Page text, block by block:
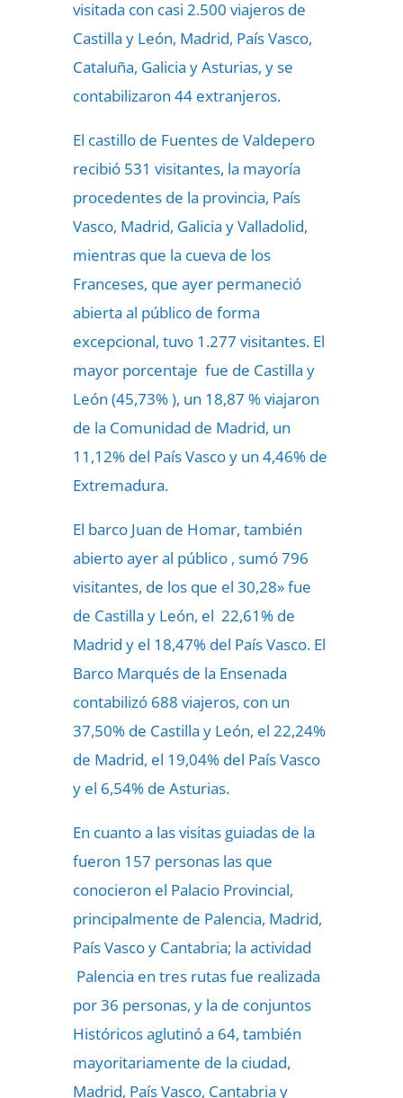
visitada con casi 2.500 viajeros de
Castilla y León, Madrid, País Vasco,
Cataluña, Galicia y Asturias, y se
contabilizaron 44 extranjeros.
El castillo de Fuentes de Valdepero
recibió 531 visitantes, la mayoría
procedentes de la provincia, País
Vasco, Madrid, Galicia y Valladolid,
mientras que la cueva de los
Franceses, que ayer permaneció
abierta al público de forma
excepcional, tuvo 1.277 visitantes. El
mayor porcentaje fue de Castilla y
León (45,73% ), un 18,87 % viajaron
de la Comunidad de Madrid, un
11,12% del País Vasco y un 4,46% de
Extremadura.
El barco Juan de Homar, también
abierto ayer al público , sumó 796
visitantes, de los que el 30,28» fue
de Castilla y León, el 22,61% de
Madrid y el 18,47% del País Vasco. El
Barco Marqués de la Ensenada
contabilizó 688 viajeros, con un
37,50% de Castilla y León, el 22,24%
de Madrid, el 19,04% del País Vasco
y el 6,54% de Asturias.
En cuanto a las visitas guiadas de la
fueron 157 personas las que
conocieron el Palacio Provincial,
principalmente de Palencia, Madrid,
País Vasco y Cantabria; la actividad
Palencia en tres rutas fue realizada
por 36 personas, y la de conjuntos
Históricos aglutinó a 64, también
mayoritariamente de la ciudad,
Madrid, País Vasco, Cantabria y